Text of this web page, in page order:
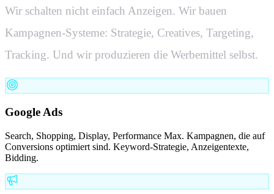
Wir schalten nicht einfach Anzeigen. Wir bauen
Kampagnen-Systeme: Strategie, Creatives, Targeting,
Tracking. Und wir produzieren die Werbemittel selbst.
Google Ads
Search, Shopping, Display, Performance Max. Kampagnen, die auf
Conversions optimiert sind. Keyword-Strategie, Anzeigentexte,
Bidding.